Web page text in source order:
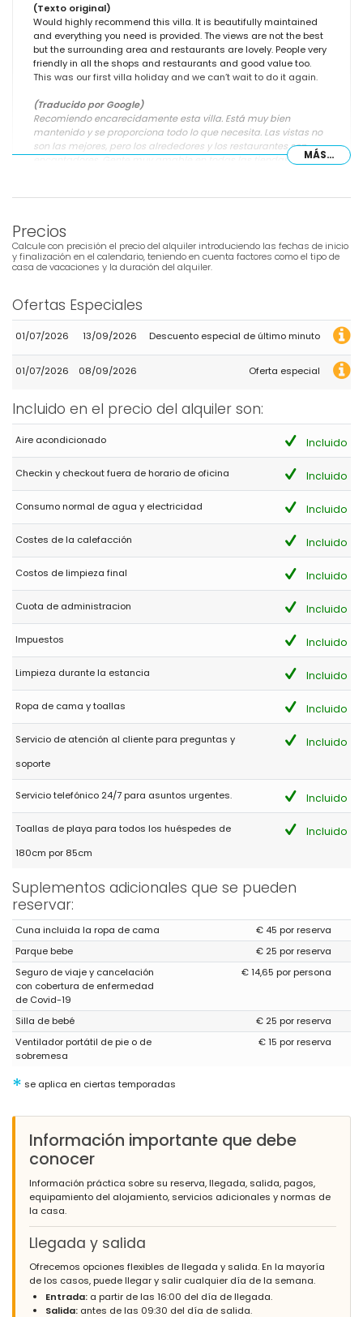
(Texto original)
Would highly recommend this villa. It is beautifully maintained
and everything you need is provided. The views are not the best
but the surrounding area and restaurants are lovely. People very
friendly in all the shops and restaurants and good value too.
This was our first villa holiday and we can’t wait to do it again.
(Traducido por Google)
Recomiendo encarecidamente esta villa. Está muy bien
mantenido y se proporciona todo lo que necesita. Las vistas no
son las mejores, pero los alrededores y los restaurantes son
encantadores. Gente muy amable en todas las tiendas y
por volver a hacerlo.
- 10,0
Familias con niños mayores - Julio 2022 - España :
instalaciones. Todo muy cuidado. Piscina y jardín privado,
barbacoa, solarium. Aire acondicionado.
La estancia ha sido perfecta, el cuidado y mantenimiento de la
- 8,3
Familias con niños mayores - Octubre 2019 - Reino Unido :
(Texto original)
Great place to stay, loads of room and fab location.
(Traducido por Google)
Gran lugar para alojarse, un montón de espacio y una
- 9,3
Familias con niños pequeños - Mayo 2019 - Reino Unido :
(Texto original)
Very good accomidation we will revisit again
(Traducido por Google)
Muy buen alojamiento que volveremos a visitar.
MÁS...
Precios
Calcule con precisión el precio del alquiler introduciendo las fechas de inicio
y finalización en el calendario, teniendo en cuenta factores como el tipo de
casa de vacaciones y la duración del alquiler.
Ofertas Especiales
01/07/2026 13/09/2026 Descuento especial de último minuto
01/07/2026 08/09/2026 Oferta especial
Incluido en el precio del alquiler son:
Aire acondicionado Incluido
Checkin y checkout fuera de horario de oficina Incluido
Consumo normal de agua y electricidad Incluido
Costes de la calefacción Incluido
Costos de limpieza final Incluido
Cuota de administracion Incluido
Impuestos Incluido
Limpieza durante la estancia Incluido
Ropa de cama y toallas Incluido
Servicio de atención al cliente para preguntas y
soporte
Incluido
Servicio telefónico 24/7 para asuntos urgentes. Incluido
Toallas de playa para todos los huéspedes de
180cm por 85cm
Incluido
Suplementos adicionales que se pueden
reservar:
Cuna incluida la ropa de cama
€ 45 por reserva
Parque bebe
€ 25 por reserva
Seguro de viaje y cancelación
con cobertura de enfermedad
de Covid-19
€ 14,65 por persona
Silla de bebé
€ 25 por reserva
Ventilador portátil de pie o de
sobremesa
€ 15 por reserva
* se aplica en ciertas temporadas
Información importante que debe
conocer
Información práctica sobre su reserva, llegada, salida, pagos,
equipamiento del alojamiento, servicios adicionales y normas de
la casa.
Llegada y salida
Ofrecemos opciones flexibles de llegada y salida. En la mayoría
de los casos, puede llegar y salir cualquier día de la semana.
Entrada: a partir de las 16:00 del día de llegada.
Salida: antes de las 09:30 del día de salida.